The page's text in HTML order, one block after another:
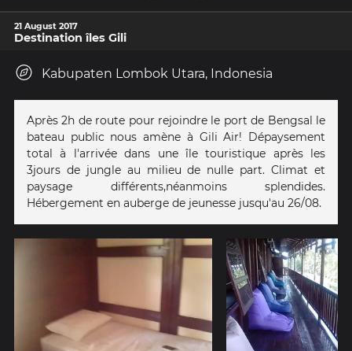
21 August 2017
Destination îles Gili
Kabupaten Lombok Utara, Indonesia
Après 2h de route pour rejoindre le port de Bengsal le
bateau public nous amène à Gili Air! Dépaysement
total à l'arrivée dans une île touristique après les
3jours de jungle au milieu de nulle part. Climat et
paysage différents,néanmoins splendides.
Hébergement en auberge de jeunesse jusqu'au 26/08.